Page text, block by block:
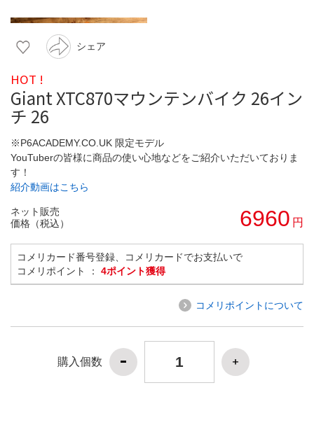
シェア
HOT !
Giant XTC870マウンテンバイク 26イン
チ 26
※P6ACADEMY.CO.UK 限定モデル
YouTuberの皆様に商品の使い心地などをご紹介いただいておりま
す！
紹介動画はこちら
ネット販売
価格（税込）
6960 円
コメリカード番号登録、コメリカードでお支払いで
コメリポイント ： 4ポイント獲得
コメリポイントについて
購入個数